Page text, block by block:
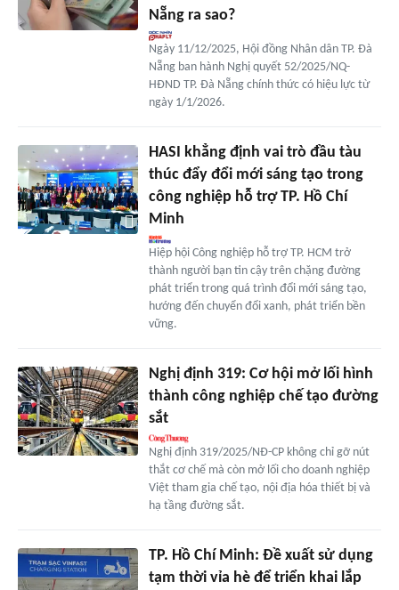
Nẵng ra sao?
Ngày 11/12/2025, Hội đồng Nhân dân TP. Đà
Nẵng ban hành Nghị quyết 52/2025/NQ-
HĐND TP. Đà Nẵng chính thức có hiệu lực từ
ngày 1/1/2026.
HASI khẳng định vai trò đầu tàu
thúc đẩy đổi mới sáng tạo trong
công nghiệp hỗ trợ TP. Hồ Chí
Minh
Hiệp hội Công nghiệp hỗ trợ TP. HCM trở
thành người bạn tin cậy trên chặng đường
phát triển trong quá trình đổi mới sáng tạo,
hướng đến chuyển đổi xanh, phát triển bền
vững.
Nghị định 319: Cơ hội mở lối hình
thành công nghiệp chế tạo đường
sắt
Nghị định 319/2025/NĐ-CP không chỉ gỡ nút
thắt cơ chế mà còn mở lối cho doanh nghiệp
Việt tham gia chế tạo, nội địa hóa thiết bị và
hạ tầng đường sắt.
TP. Hồ Chí Minh: Đề xuất sử dụng
tạm thời vỉa hè để triển khai lắp